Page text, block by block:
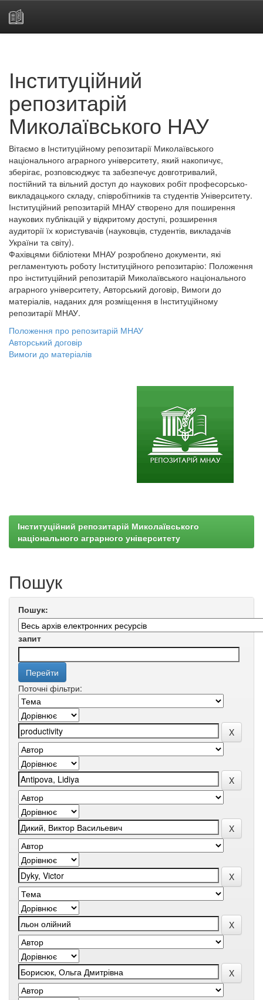
Інституційний
репозитарій
Миколаївського НАУ
Вітаємо в Інституційному репозитарії Миколаївського
національного аграрного університету, який накопичує,
зберігає, розповсюджує та забезпечує довготривалий,
постійний та вільний доступ до наукових робіт професорсько-
викладацького складу, співробітників та студентів Університету.
Інституційний репозитарій МНАУ створено для поширення
наукових публікацій у відкритому доступі, розширення
аудиторії їх користувачів (науковців, студентів, викладачів
України та світу).
Фахівцями бібліотеки МНАУ розроблено документи, які
регламентують роботу Інституційного репозитарію: Положення
про інституційний репозитарій Миколаївського національного
аграрного університету, Авторський договір, Вимоги до
матеріалів, наданих для розміщення в Інституційному
репозитарії МНАУ.
Положення про репозитарій МНАУ
Авторський договір
Вимоги до матеріалів
Інституційний репозитарій Миколаївського
національного аграрного університету
Пошук
Пошук:
запит
Поточні фільтри: